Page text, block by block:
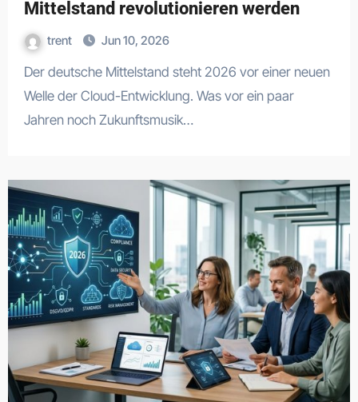
Mittelstand revolutionieren werden
trent Jun 10, 2026
Der deutsche Mittelstand steht 2026 vor einer neuen
Welle der Cloud-Entwicklung. Was vor ein paar
Jahren noch Zukunftsmusik…